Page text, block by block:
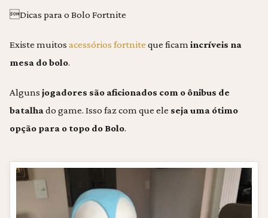
Dicas para o Bolo Fortnite
Existe muitos acessórios fortnite que ficamincríveis na
mesa do bolo.
Alguns jogadores são aficionados com o ônibus de
batalhado game. Isso faz com que ele seja uma ótimo
opção para o topo do Bolo.